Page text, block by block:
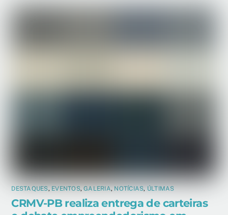
DESTAQUES, EVENTOS,GALERIA, NOTÍCIAS, ÚLTIMAS
CRMV-PB realiza entrega de carteiras